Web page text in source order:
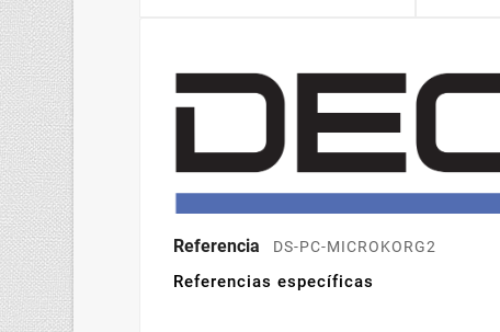
Referencia DS-PC-MICROKORG2
Referencias específicas